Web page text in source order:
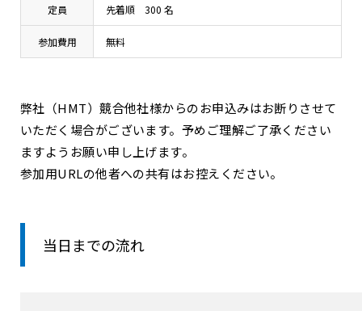
定員 先着順 300 名
参加費用 無料
弊社（HMT）競合他社様からのお申込みはお断りさせて
いただく場合がございます。予めご理解ご了承ください
ますようお願い申し上げます。
参加用URLの他者への共有はお控えください。
当日までの流れ